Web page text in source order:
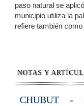
paso natural se
municipio utiliza la
refiere también como
NOTAS Y
CHUBUT -